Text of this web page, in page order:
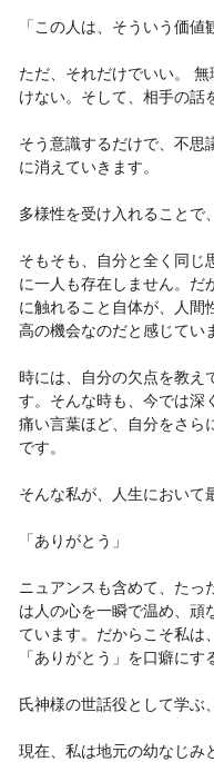
「この人は、そういう価値
ただ、それだけでいい。
けない。そして、相手の話
そう意識するだけで、不思
に消えていきます。
多様性を受け入れることで
そもそも、自分と全く同じ
に一人も存在しません。だ
に触れること自体が、人間
高の機会なのだと感じてい
時には、自分の欠点を教え
す。そんな時も、今では深
痛い言葉ほど、自分をさら
です。
そんな私が、人生において
「ありがとう」
ニュアンスも含めて、たっ
は人の心を一瞬で温め、頑
ています。だからこそ私は
「ありがとう」を口癖にす
氏神様の世話役として学ぶ
現在、私は地元の幼なじみ